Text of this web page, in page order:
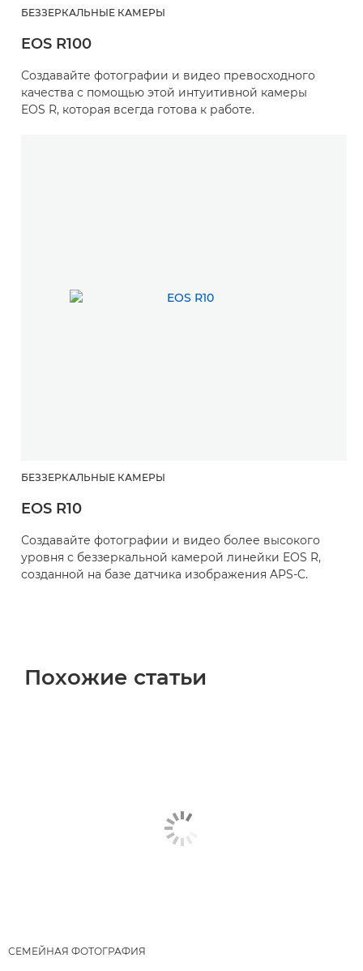
БЕЗЗЕРКАЛЬНЫЕ КАМЕРЫ
EOS R100
Создавайте фотографии и видео превосходного
качества с помощью этой интуитивной камеры
EOS R, которая всегда готова к работе.
БЕЗЗЕРКАЛЬНЫЕ КАМЕРЫ
EOS R10
Создавайте фотографии и видео более высокого
уровня с беззеркальной камерой линейки EOS R,
созданной на базе датчика изображения APS-C.
Похожие статьи
СЕМЕЙНАЯ ФОТОГРАФИЯ